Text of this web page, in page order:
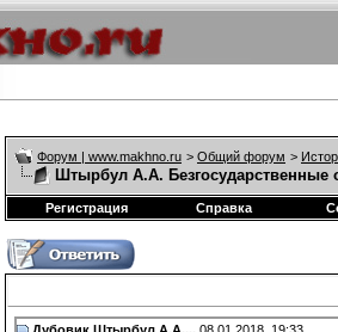
Форум | www.makhno.ru > Общий форум >
Штырбул А.А. Безгосударственные
Регистрация Справка